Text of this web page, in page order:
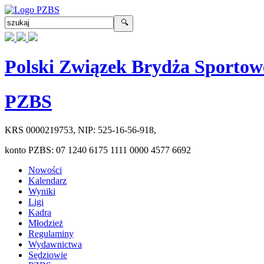
Polski Związek Brydża
PZBS
KRS 0000219753, NIP: 525-16-56-918,
konto PZBS: 07 1240 6175 1111 0000 4577 6692
Nowości
Kalendarz
Wyniki
Ligi
Kadra
Młodzież
Regulaminy
Wydawnictwa
Sędziowie